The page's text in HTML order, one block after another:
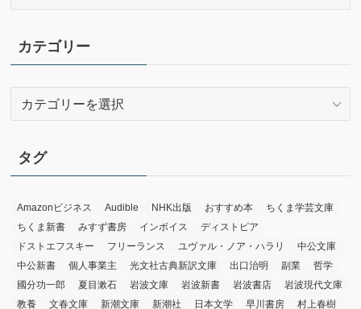
イ
ブ
カテゴリー
リ
ー
タグ
Amazonビジネス Audible NHK出版 おすすめ本
ちくま学芸文庫
ちくま新書
みすず書房 インボイス
ディストピア
ドストエフスキー
フリーランス ユヴァル・ノア・ハラリ
中公文庫
中公新書
個人事業主 光文社古典新訳文庫 出口治明 副業
哲学
國分功一郎
夏目漱石 岩波文庫 岩波新書 岩波書店
岩波現代文庫
教養
文春文庫 新潮文庫 新潮社 日本文学 早川書房 村上春樹